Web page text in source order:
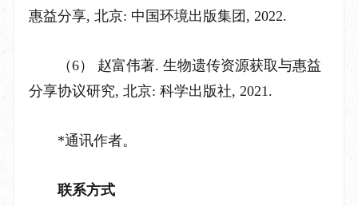
惠益分享, 北京: 中国环境出版集团 , 2022.
（6） 赵富伟著. 生物遗传资源获取与惠益
分享协议研究, 北京: 科学出版社, 2021.
*通讯作者。
联系方式